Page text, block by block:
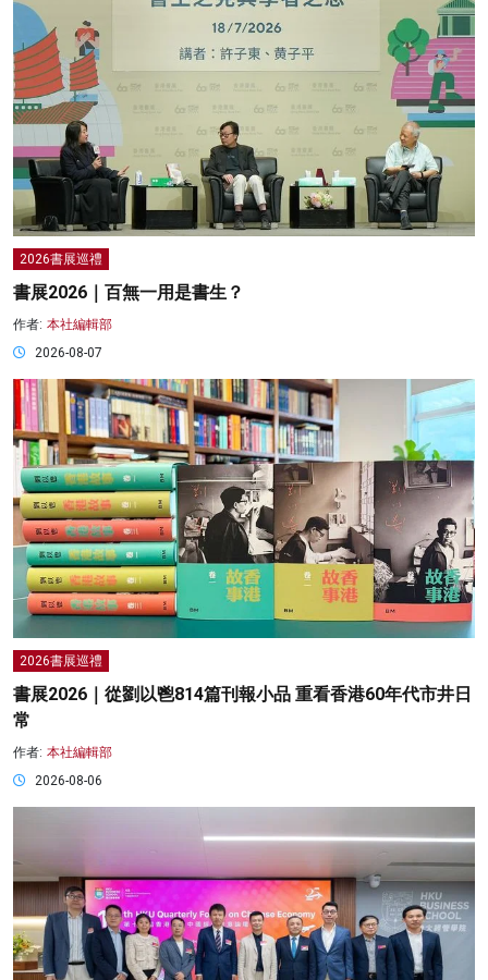
2026書展巡禮
書展2026｜百無一用是書生？
作者: 本社編輯部
2026-08-07
2026書展巡禮
書展2026｜從劉以鬯814篇刊報小品 重看香港60年代市井日
常
作者: 本社編輯部
2026-08-06